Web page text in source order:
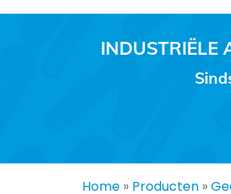
INDUSTRIËLE
Home » Producten »